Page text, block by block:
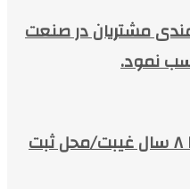
مشتریان در صنعت
نمود.
طرح انصار ویژه سربازان با ۸ سال غیبت/محل ثبت